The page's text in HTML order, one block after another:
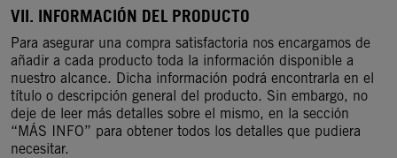
VII. INFORMACIÓN DEL PRODUCTO
Para asegurar una compra satisfactoria nos encargamos de
añadir a cada producto toda la información disponible a
nuestro alcance. Dicha información podrá encontrarla en el
título o descripción general del producto. Sin embargo, no
deje de leer más detalles sobre el mismo, en la sección
“MÁS INFO” para obtener todos los detalles que pudiera
necesitar.